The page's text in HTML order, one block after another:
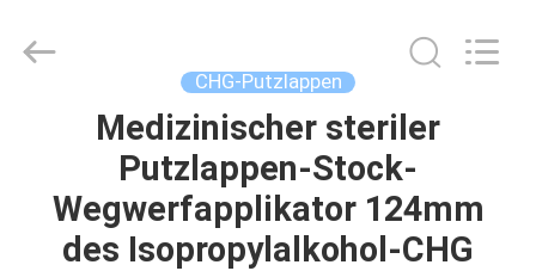
PRODUKTE
CHG-Putzlappen
Medizinischer steriler
Putzlappen-Stock-
Wegwerfapplikator 124mm
des Isopropylalkohol-CHG